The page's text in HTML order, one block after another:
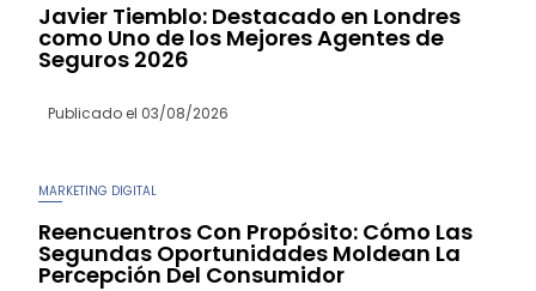
Javier Tiemblo: Destacado en Londres
como Uno de los Mejores Agentes de
Seguros 2026
Publicado el 03/08/2026
MARKETING DIGITAL
Reencuentros Con Propósito: Cómo Las
Segundas Oportunidades Moldean La
Percepción Del Consumidor